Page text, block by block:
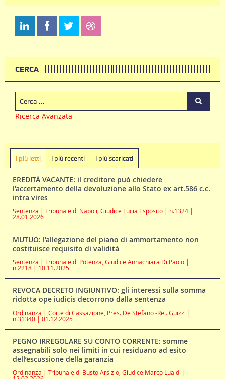
CERCA
Ricerca Avanzata
I più letti I più recenti I più scaricati
EREDITÀ VACANTE: il creditore può chiedere
l’accertamento della devoluzione allo Stato ex art.586 c.c.
intra vires
Sentenza | Tribunale di Napoli, Giudice Lucia Esposito | n.1324 |
28.01.2026
MUTUO: l’allegazione del piano di ammortamento non
costituisce requisito di validità
Sentenza | Tribunale di Potenza, Giudice Annachiara Di Paolo |
n.2218 | 10.11.2025
REVOCA DECRETO INGIUNTIVO: gli interessi sulla somma
ridotta ope iudicis decorrono dalla sentenza
Ordinanza | Corte di Cassazione, Pres. De Stefano -Rel. Guizzi |
n.31340 | 01.12.2025
PEGNO IRREGOLARE SU CONTO CORRENTE: somme
assegnabili solo nei limiti in cui residuano ad esito
dell’escussione della garanzia
Ordinanza | Tribunale di Busto Arsizio, Giudice Marco Lualdi |